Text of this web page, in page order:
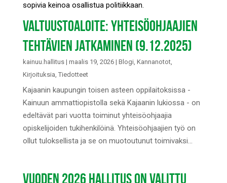
sopivia keinoa osallistua politiikkaan.
VALTUUSTOALOITE: YHTEISÖOHJAAJIEN
TEHTÄVIEN JATKAMINEN (9.12.2025)
kainuu.hallitus| maalis 19, 2026| Blogi, Kannanotot,
Kirjoituksia, Tiedotteet
Kajaanin kaupungin toisen asteen oppilaitoksissa -
Kainuun ammattiopistolla sekä Kajaanin lukiossa - on
edeltävät pari vuotta toiminut yhteisöohjaajia
opiskelijoiden tukihenkilöinä. Yhteisöohjaajien työ on
ollut tuloksellista ja se on muotoutunut toimivaksi...
VUODEN 2026 HALLITUS ON VALITTU